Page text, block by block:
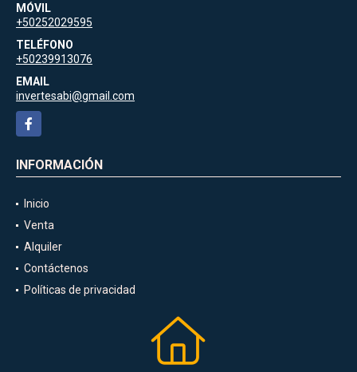
MÓVIL
+50252029595
TELÉFONO
+50239913076
EMAIL
invertesabi@gmail.com
Facebook
INFORMACIÓN
Inicio
Venta
Alquiler
Contáctenos
Políticas de privacidad